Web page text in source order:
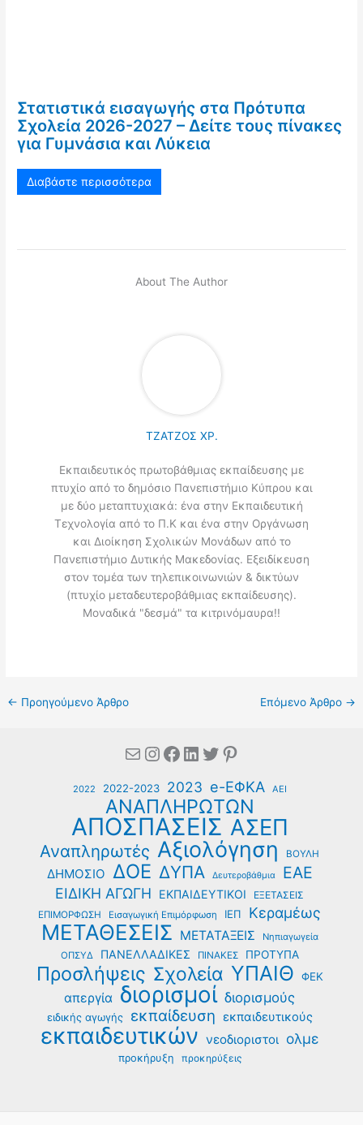
Στατιστικά εισαγωγής στα Πρότυπα
Σχολεία 2026-2027 – Δείτε τους πίνακες
για Γυμνάσια και Λύκεια
Διαβάστε περισσότερα
About The Author
ΤΖΑΤΖΟΣ ΧΡ.
Εκπαιδευτικός πρωτοβάθμιας εκπαίδευσης με
πτυχίο από το δημόσιο Πανεπιστήμιο Κύπρου και
με δύο μεταπτυχιακά: ένα στην Εκπαιδευτική
Τεχνολογία από το Π.Κ και ένα στην Οργάνωση
και Διοίκηση Σχολικών Μονάδων από το
Πανεπιστήμιο Δυτικής Μακεδονίας. Εξειδίκευση
στον τομέα των τηλεπικοινωνιών & δικτύων
(πτυχίο μεταδευτεροβάθμιας εκπαίδευσης).
Μοναδικά "δεσμά" τα κιτρινόμαυρα!!
← Προηγούμενο Άρθρο Επόμενο Άρθρο →
MailInstagram
Facebook
Linkedin
Twitter
Pinterest
2022 2022-2023 2023 e-ΕΦΚΑ ΑΕΙ
ΑΝΑΠΛΗΡΩΤΩΝ
ΑΠΟΣΠΑΣΕΙΣ ΑΣΕΠ
Αναπληρωτές Αξιολόγηση ΒΟΥΛΗ
ΔΗΜΟΣΙΟ ΔΟΕ ΔΥΠΑ Δευτεροβάθμια ΕΑΕ
ΕΙΔΙΚΗ ΑΓΩΓΗ ΕΚΠΑΙΔΕΥΤΙΚΟΙ ΕΞΕΤΑΣΕΙΣ
ΕΠΙΜΟΡΦΩΣΗ Εισαγωγική Επιμόρφωση ΙΕΠ Κεραμέως
ΜΕΤΑΘΕΣΕΙΣ ΜΕΤΑΤΑΞΕΙΣ
Νηπιαγωγεία
ΟΠΣΥΔ
ΠΑΝΕΛΛΑΔΙΚΕΣ ΠΙΝΑΚΕΣ ΠΡΟΤΥΠΑ
Προσλήψεις Σχολεία ΥΠΑΙΘ ΦΕΚ
απεργία διορισμοί διορισμούς
ειδικής αγωγής εκπαίδευση εκπαιδευτικούς
εκπαιδευτικών νεοδιοριστοι ολμε
προκήρυξη προκηρύξεις